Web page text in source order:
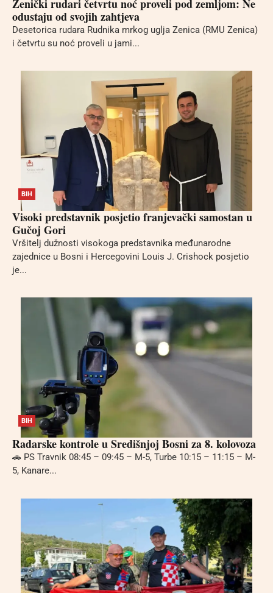
Zenički rudari četvrtu noć proveli pod zemljom: Ne
odustaju od svojih zahtjeva
Desetorica rudara Rudnika mrkog uglja Zenica (RMU Zenica)
i četvrtu su noć proveli u jami...
BIH
Visoki predstavnik posjetio franjevački samostan u
Gučoj Gori
Vršitelj dužnosti visokoga predstavnika međunarodne
zajednice u Bosni i Hercegovini Louis J. Crishock posjetio
je...
BIH
Radarske kontrole u Središnjoj Bosni za 8. kolovoza
🚗 PS Travnik 08:45 – 09:45 – M-5, Turbe 10:15 – 11:15 – M-
5, Kanare...